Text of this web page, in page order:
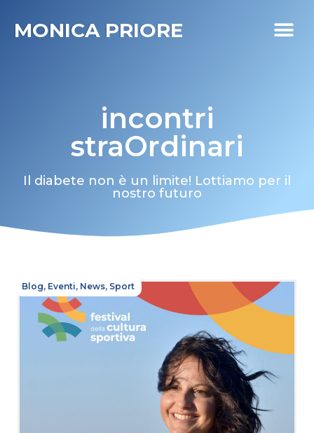
MONICA PRIORE
incontri
straOrdinari
Il diabete non è un limite! Lottiamo per il
nostro futuro
Blog, Eventi, News, Sport